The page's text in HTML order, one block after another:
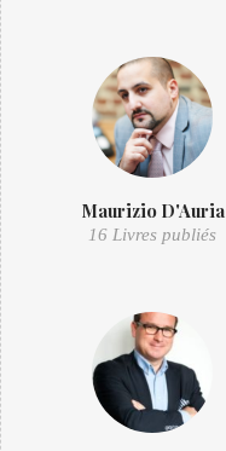
Maurizio D'Auria
16 Livres publiés